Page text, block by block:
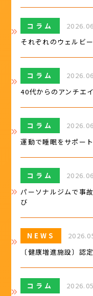
コラム
それぞれのウェルビ
コラム
40代からのアンチエ
コラム
運動で睡眠をサポー
コラム
パーソナルジムで事
び
NEWS
〔健康増進施設〕認
コラム